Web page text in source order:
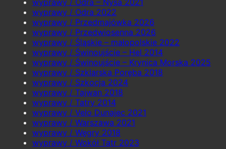
wyprawy / Odra – Nysa 2021
wyprawy / Odra 2022
wyprawy / Przedmajówka 2026
wyprawy / Przedwiosenna 2026
wyprawy / Śląskie – małopolskie 2022
wyprawy / Świnoujście – Hel 2014
wyprawy / Świnoujście – Krynica Morska 2025
wyprawy / Szklarska Poręba 2018
wyprawy / Szkocja 2024
wyprawy / Tajwan 2018
wyprawy / Tatry 2014
wyprawy / Velo Dunajec 2021
wyprawy / Warszawa 2021
wyprawy / Węgry 2018
wyprawy / Wokół Tatr 2023